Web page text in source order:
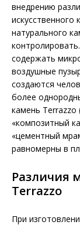
внедрению
искусственного
натурального
содержать
воздушные
создаются
более
камень Terrazzo
«композитный
«цементный
равномерны в
Различия
Terrazzo
При